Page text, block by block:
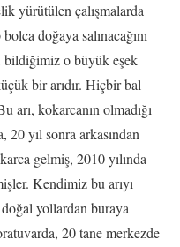
yürütülen çalışmalarda
doğaya salınacağını
bildiğimiz o büyük eşek
bir arıdır. Hiçbir bal
arı, kokarcanın olmadığı
20 yıl sonra arkasından
gelmiş, 2010 yılında
Kendimiz bu arıyı
yollardan buraya
20 tane merkezde